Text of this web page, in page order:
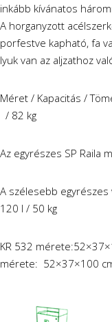
inkább kívánatos
A horganyzott
porfestve kapható, fa
lyuk van az aljzathoz
Méret / Kapacitás /
/ 82 kg
Az egyrészes SP
A szélesebb
120 l / 50 kg
KR 532
mérete: 52×37×100